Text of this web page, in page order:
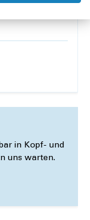
in Kopf- und
uns warten.